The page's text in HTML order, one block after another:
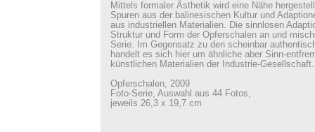
Mittels formaler Ästhetik wird eine Nähe
Spuren aus der balinesischen Kultur und
aus industriellen Materialien. Die sinnlosen
Struktur und Form der Opferschalen an und
Serie. Im Gegensatz zu den scheinbar
handelt es sich hier um ähnliche aber Sinn-
künstlichen Materialien der Industrie-Gesellschaft.
Opferschalen, 2009
Foto-Serie, Auswahl aus 44 Fotos,
jeweils 26,3 x 19,7 cm